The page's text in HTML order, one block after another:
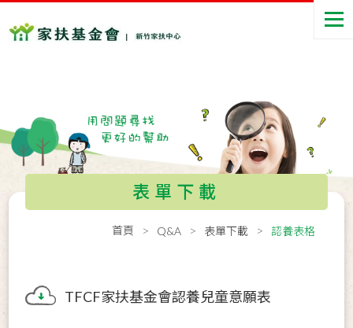
表單下載
首頁 Q&A 表單下載 認養表格
TFCF家扶基金會認養兒童意願表